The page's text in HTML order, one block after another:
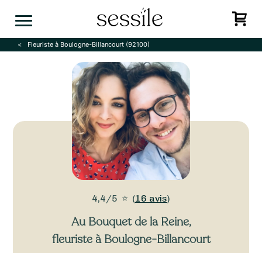
Fleuriste à Boulogne-Billancourt (92100)
4,4/5 ⭐ (16 avis)
Au Bouquet de la Reine,
fleuriste à Boulogne-Billancourt